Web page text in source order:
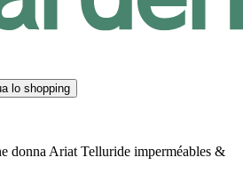
lo shopping
donna Ariat Telluride imperméables &